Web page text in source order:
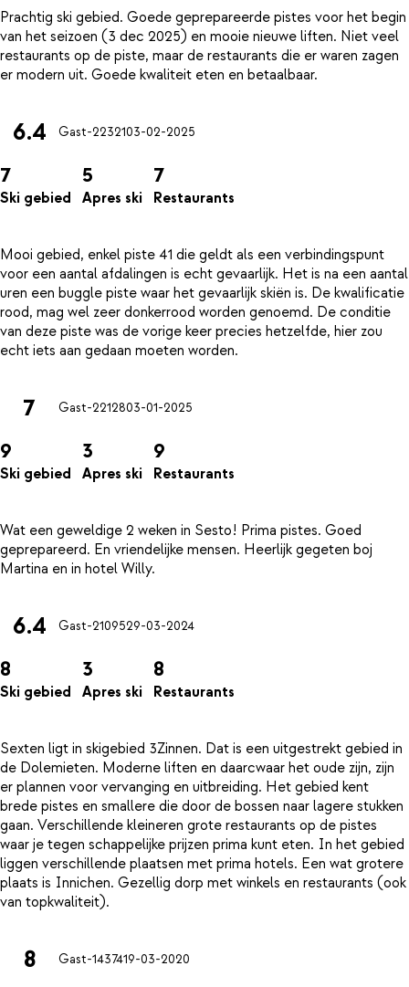
Prachtig ski gebied. Goede geprepareerde pistes voor het begin
van het seizoen (3 dec 2025) en mooie nieuwe liften. Niet veel
restaurants op de piste, maar de restaurants die er waren zagen
6.4 Gast-2232103-02-2025
7
Ski gebied
5
Apres ski
7
Restaurants
Mooi gebied, enkel piste 41 die geldt als een verbindingspunt
voor een aantal afdalingen is echt gevaarlijk. Het is na een aantal
uren een buggle piste waar het gevaarlijk skiën is. De kwalificatie
rood, mag wel zeer donkerrood worden genoemd. De conditie
van deze piste was de vorige keer precies hetzelfde, hier zou
7 Gast-2212803-01-2025
9
Ski gebied
3
Apres ski
9
Restaurants
Wat een geweldige 2 weken in Sesto! Prima pistes. Goed
geprepareerd. En vriendelijke mensen. Heerlijk gegeten boj
6.4 Gast-2109529-03-2024
8
Ski gebied
3
Apres ski
8
Restaurants
Sexten ligt in skigebied 3Zinnen. Dat is een uitgestrekt gebied in
de Dolemieten. Moderne liften en daarcwaar het oude zijn, zijn
er plannen voor vervanging en uitbreiding. Het gebied kent
brede pistes en smallere die door de bossen naar lagere stukken
gaan. Verschillende kleineren grote restaurants op de pistes
waar je tegen schappelijke prijzen prima kunt eten. In het gebied
liggen verschillende plaatsen met prima hotels. Een wat grotere
plaats is Innichen. Gezellig dorp met winkels en restaurants (ook
8 Gast-1437419-03-2020